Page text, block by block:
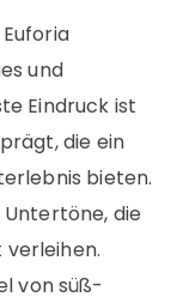
und
Eindruck ist
die ein
bieten.
die
von süß-